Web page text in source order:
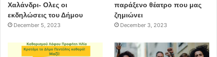
Χαλάνδρι- Ολες οι
εκδηλώσεις του Δήμου
December 5, 2023
παράξενο θέατρο που μας
ζημιώνει
December 3, 2023